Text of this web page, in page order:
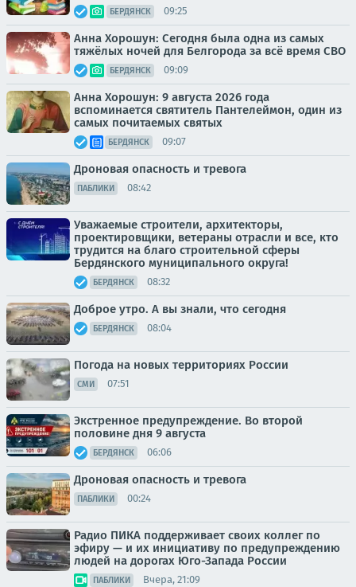
БЕРДЯНСК 09:25
Анна Хорошун: Сегодня была одна из самых
тяжёлых ночей для Белгорода за всё время СВО
БЕРДЯНСК 09:09
Анна Хорошун: 9 августа 2026 года
вспоминается святитель Пантелеймон, один из
самых почитаемых святых
БЕРДЯНСК 09:07
Дроновая опасность и тревога
ПАБЛИКИ 08:42
Уважаемые строители, архитекторы,
проектировщики, ветераны отрасли и все, кто
трудится на благо строительной сферы
Бердянского муниципального округа!
БЕРДЯНСК 08:32
Доброе утро. А вы знали, что сегодня
БЕРДЯНСК 08:04
Погода на новых территориях России
СМИ 07:51
Экстренное предупреждение. Во второй
половине дня 9 августа
БЕРДЯНСК 06:06
Дроновая опасность и тревога
ПАБЛИКИ 00:24
Радио ПИКА поддерживает своих коллег по
эфиру — и их инициативу по предупреждению
людей на дорогах Юго-Запада России
ПАБЛИКИ Вчера, 21:09